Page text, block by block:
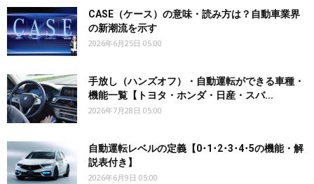
CASE（ケース）の意味・読み方は？自動車業界
の新潮流を示す
2026年6月25日 05:00
手放し（ハンズオフ）・自動運転ができる車種・
機能一覧【トヨタ・ホンダ・日産・スバ...
2026年7月28日 05:00
自動運転レベルの定義【0･1･2･3･4･5の機能・解
説表付き】
2026年6月9日 05:00